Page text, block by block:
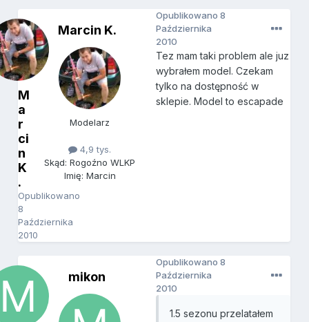
M
a
r
ci
n
K
.
Opublikowano
8
Października
2010
Marcin K.
Modelarz
4,9 tys.
Skąd: Rogoźno WLKP
Imię: Marcin
Opublikowano8
Października
2010
Tez mam taki problem ale juz
wybrałem model. Czekam
tylko na dostępność w
sklepie. Model to escapade
mikon
Opublikowano8
Października
2010
1.5 sezonu przelatałem